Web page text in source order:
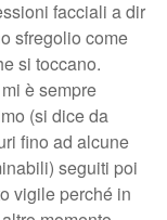
facciali a dir
sfregolio come
si toccano.
è sempre
(si dice da
fino ad alcune
seguiti poi
vigile perché in